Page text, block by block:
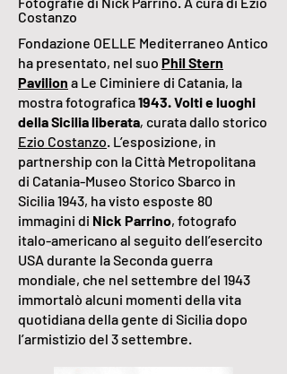
Costanzo
Fondazione OELLE Mediterraneo Antico
ha presentato, nel suo Phil Stern
Pavilion a Le Ciminiere di Catania, la
mostra fotografica1943. Volti e luoghi
della Sicilia liberata, curata dallo storico
Ezio Costanzo. L’esposizione, in
partnership con la Città Metropolitana
di Catania-Museo Storico Sbarco in
Sicilia 1943, ha visto esposte 80
immagini di Nick Parrino, fotografo
italo-americano al seguito dell’esercito
USA durante la Seconda guerra
mondiale, che nel settembre del 1943
immortalò alcuni momenti della vita
quotidiana della gente di Sicilia dopo
l’armistizio del 3 settembre.